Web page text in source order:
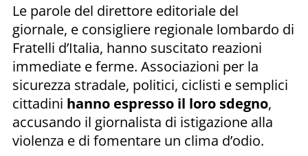
Le parole del direttore editoriale del
giornale, e consigliere regionale lombardo di
Fratelli d’Italia, hanno suscitato reazioni
immediate e ferme. Associazioni per la
sicurezza stradale, politici, ciclisti e semplici
cittadini hanno espresso il loro sdegno,
accusando il giornalista di istigazione alla
violenza e di fomentare un clima d’odio.